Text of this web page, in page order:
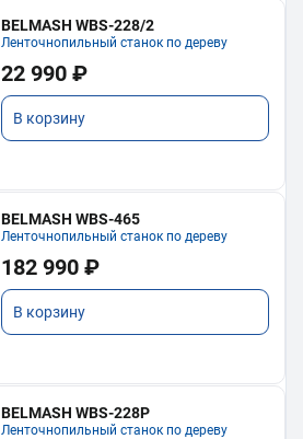
BELMASH WBS-228/2
Ленточнопильный станок по дереву
22 990 ₽
В корзину
BELMASH WBS-465
Ленточнопильный станок по дереву
182 990 ₽
В корзину
BELMASH WBS-228P
Ленточнопильный станок по дереву